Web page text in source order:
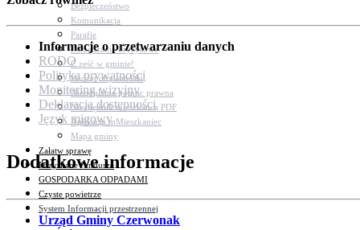
Bezpieczeństwo
Komunikacja
Parafie
Zarządzanie kryzysowe
C.ześć w gminie!
Budżet obywatelski
Nieodpłatna pomoc prawna
Niezbędnik mieszkańca PDF
Aplikacja mMieszkaniec
Mapa gminy
Załatw sprawę
Pozyskane fundusze
GOSPODARKA ODPADAMI
Czyste powietrze
System Informacji przestrzennej
Informacje o przetwarzaniu danych
RODO
Polityka prywatności
Monitoring wizyjny
Deklaracja dostępności
Język migowy
Dodatkowe informacje
Urząd Gminy Czerwonak